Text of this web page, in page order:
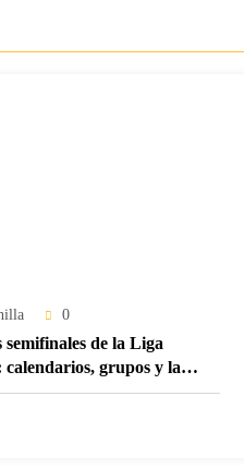
0
de la Liga
grupos y la
todo